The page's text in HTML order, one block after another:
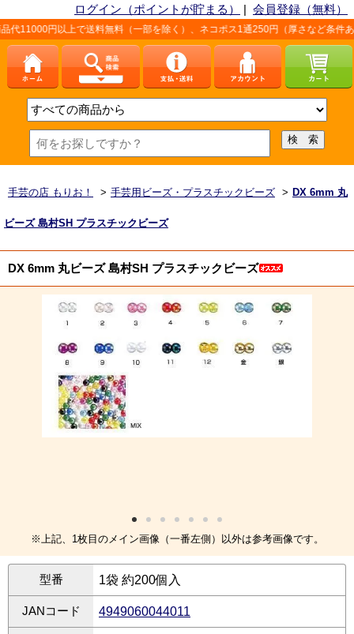
ログイン（ポイントが貯まる） | 会員登録（無料）
料無料（一部を除く）、ネコポス1通250円（厚さなど条件あり）。詳しくは
手芸の店 もりお！ > 手芸用ビーズ・プラスチックビーズ > DX 6mm 丸
ビーズ 島村SH プラスチックビーズ
DX 6mm 丸ビーズ 島村SH プラスチックビーズ
※上記、1枚目のメイン画像（一番左側）以外は参考画像です。
型番 1袋 約200個入
JANコード 4949060044011